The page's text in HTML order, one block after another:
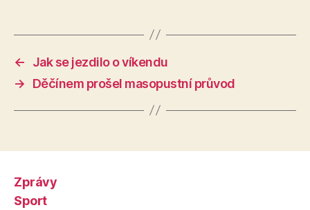
←
Jak se jezdilo o víkendu
→
Děčínem prošel masopustní průvod
Zprávy
Sport